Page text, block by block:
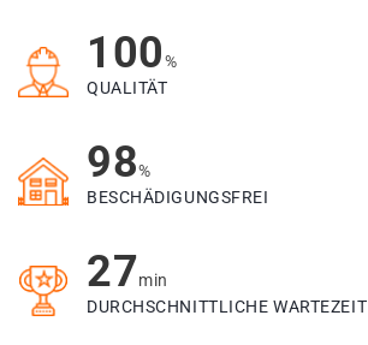
100%
QUALITÄT
98%
BESCHÄDIGUNGSFREI
27min
DURCHSCHNITTLICHE WARTEZEIT